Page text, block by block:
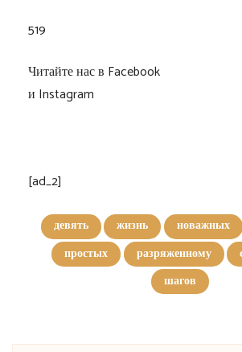
519
Читайте нас в Facebook
и Instagram
[ad_2]
девять жизнь новажных
простых
разряженному
шагов